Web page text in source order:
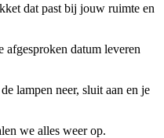
dat past bij jouw ruimte en
datum leveren
lampen neer, sluit aan en je
we alles weer op.